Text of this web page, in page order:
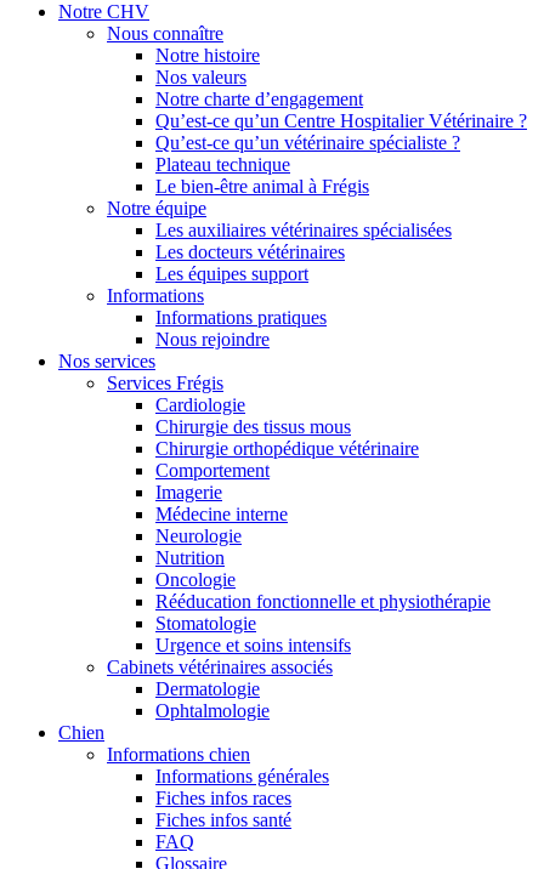
Notre CHV
Nous connaître
Notre histoire
Nos valeurs
Notre charte d’engagement
Qu’est-ce qu’un Centre Hospitalier Vétérinaire ?
Qu’est-ce qu’un vétérinaire spécialiste ?
Plateau technique
Le bien-être animal à Frégis
Notre équipe
Les auxiliaires vétérinaires spécialisées
Les docteurs vétérinaires
Les équipes support
Informations
Informations pratiques
Nous rejoindre
Nos services
Services Frégis
Cardiologie
Chirurgie des tissus mous
Chirurgie orthopédique vétérinaire
Comportement
Imagerie
Médecine interne
Neurologie
Nutrition
Oncologie
Rééducation fonctionnelle et physiothérapie
Stomatologie
Urgence et soins intensifs
Cabinets vétérinaires associés
Dermatologie
Ophtalmologie
Chien
Informations chien
Informations générales
Fiches infos races
Fiches infos santé
FAQ
Glossaire